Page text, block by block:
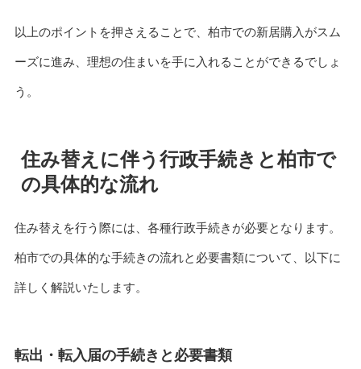
以上のポイントを押さえることで、柏市での新居購入がスム
ーズに進み、理想の住まいを手に入れることができるでしょ
う。
住み替えに伴う行政手続きと柏市で
の具体的な流れ
住み替えを行う際には、各種行政手続きが必要となります。
柏市での具体的な手続きの流れと必要書類について、以下に
詳しく解説いたします。
転出・転入届の手続きと必要書類